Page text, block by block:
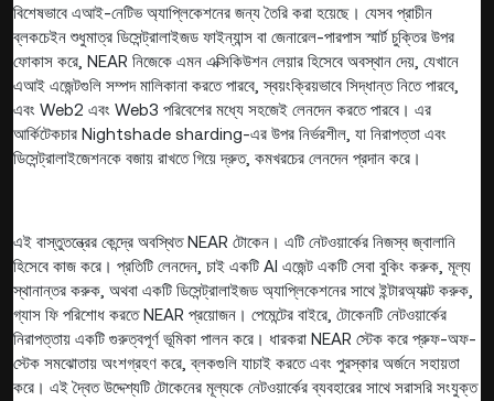
বিশেষভাবে এআই-নেটিভ অ্যাপ্লিকেশনের জন্য তৈরি করা হয়েছে। যেসব প্রাচীন
ব্লকচেইন শুধুমাত্র ডিসেন্ট্রালাইজড ফাইন্যান্স বা জেনারেল-পারপাস স্মার্ট চুক্তির উপর
ফোকাস করে, NEAR নিজেকে এমন এক্সিকিউশন লেয়ার হিসেবে অবস্থান দেয়, যেখানে
এআই এজেন্টগুলি সম্পদ মালিকানা করতে পারবে, স্বয়ংক্রিয়ভাবে সিদ্ধান্ত নিতে পারবে,
এবং Web2 এবং Web3 পরিবেশের মধ্যে সহজেই লেনদেন করতে পারবে। এর
আর্কিটেকচার Nightshade sharding-এর উপর নির্ভরশীল, যা নিরাপত্তা এবং
ডিসেন্ট্রালাইজেশনকে বজায় রাখতে গিয়ে দ্রুত, কমখরচের লেনদেন প্রদান করে।
এই বাস্তুতন্ত্রের কেন্দ্রে অবস্থিত NEAR টোকেন। এটি নেটওয়ার্কের নিজস্ব জ্বালানি
হিসেবে কাজ করে। প্রতিটি লেনদেন, চাই একটি AI এজেন্ট একটি সেবা বুকিং করুক, মূল্য
স্থানান্তর করুক, অথবা একটি ডিসেন্ট্রালাইজড অ্যাপ্লিকেশনের সাথে ইন্টারঅ্যাক্ট করুক,
গ্যাস ফি পরিশোধ করতে NEAR প্রয়োজন। পেমেন্টের বাইরে, টোকেনটি নেটওয়ার্কের
নিরাপত্তায় একটি গুরুত্বপূর্ণ ভূমিকা পালন করে। ধারকরা NEAR স্টেক করে প্রুফ-অফ-
স্টেক সমঝোতায় অংশগ্রহণ করে, ব্লকগুলি যাচাই করতে এবং পুরস্কার অর্জনে সহায়তা
করে। এই দ্বৈত উদ্দেশ্যটি টোকেনের মূল্যকে নেটওয়ার্কের ব্যবহারের সাথে সরাসরি সংযুক্ত